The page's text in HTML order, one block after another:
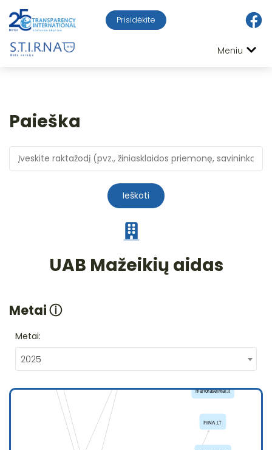
Prisidėkite
Meniu
Paieška
Ieškoti
UAB Mažeikių aidas
Metaiⓘ
Metai:
2025